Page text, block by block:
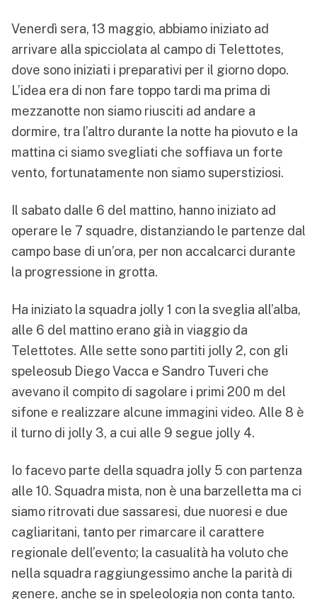
Venerdì sera, 13 maggio, abbiamo iniziato ad
arrivare alla spicciolata al campo di Telettotes,
dove sono iniziati i preparativi per il giorno dopo.
L’idea era di non fare toppo tardi ma prima di
mezzanotte non siamo riusciti ad andare a
dormire, tra l’altro durante la notte ha piovuto e la
mattina ci siamo svegliati che soffiava un forte
vento, fortunatamente non siamo superstiziosi.
Il sabato dalle 6 del mattino, hanno iniziato ad
operare le 7 squadre, distanziando le partenze dal
campo base di un’ora, per non accalcarci durante
la progressione in grotta.
Ha iniziato la squadra jolly 1 con la sveglia all’alba,
alle 6 del mattino erano già in viaggio da
Telettotes. Alle sette sono partiti jolly 2, con gli
speleosub Diego Vacca e Sandro Tuveri che
avevano il compito di sagolare i primi 200 m del
sifone e realizzare alcune immagini video. Alle 8 è
il turno di jolly 3, a cui alle 9 segue jolly 4.
Io facevo parte della squadra jolly 5 con partenza
alle 10. Squadra mista, non è una barzelletta ma ci
siamo ritrovati due sassaresi, due nuoresi e due
cagliaritani, tanto per rimarcare il carattere
regionale dell’evento; la casualità ha voluto che
nella squadra raggiungessimo anche la parità di
genere, anche se in speleologia non conta tanto.